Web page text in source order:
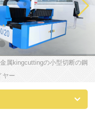
属kingcuttingの小型切断の鋼
ヤー